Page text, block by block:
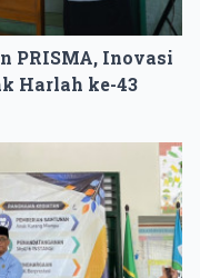
PRISMA, Inovasi
Harlah ke-43